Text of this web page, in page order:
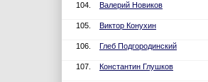
104. Валерий Новиков
105. Виктор Конухин
106. Глеб Подгородинский
107. Константин Глушков